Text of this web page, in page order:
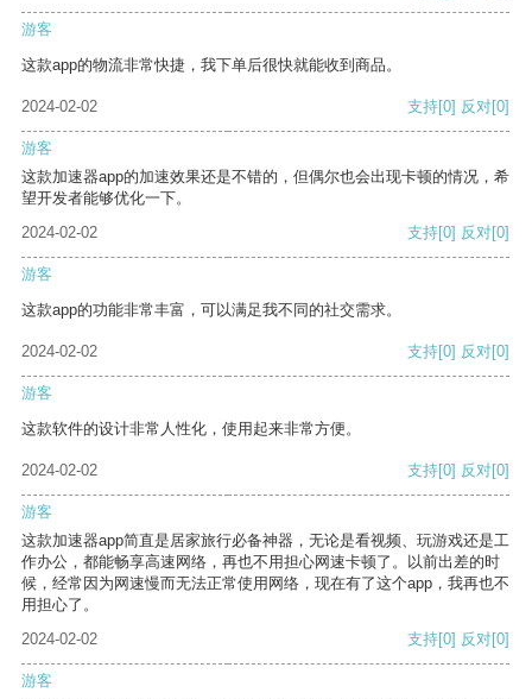
游客
这款app的物流非常快捷，我下单后很快就能收到商品。
2024-02-02 支持[0] 反对[0]
游客
这款加速器app的加速效果还是不错的，但偶尔也会出现卡顿的情况，希
望开发者能够优化一下。
2024-02-02
支持[0] 反对[0]
游客
这款app的功能非常丰富，可以满足我不同的社交需求。
2024-02-02 支持[0] 反对[0]
游客
这款软件的设计非常人性化，使用起来非常方便。
2024-02-02 支持[0] 反对[0]
游客
这款加速器app简直是居家旅行必备神器，无论是看视频、玩游戏还是工
作办公，都能畅享高速网络，再也不用担心网速卡顿了。以前出差的时
候，经常因为网速慢而无法正常使用网络，现在有了这个app，我再也不
用担心了。
2024-02-02
支持[0] 反对[0]
游客